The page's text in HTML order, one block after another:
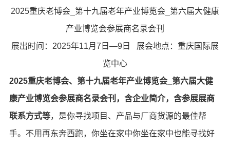
2025重庆老博会_第十九届老年产业博览会_第六届大健康
产业博览会参展商名录会刊
展出时间：2025年11月7日—9日 展会地点：重庆国际展
览中心
2025重庆老博会、第十九届老年产业博览会_第六届大健
康产业博览会参展商名录会刊，含企业简介，含参展展商
联系方式等，是你寻找项目、产品与厂商货源的最佳帮
手。不用再东奔西跑，你坐在家中你坐在家中也能寻找好